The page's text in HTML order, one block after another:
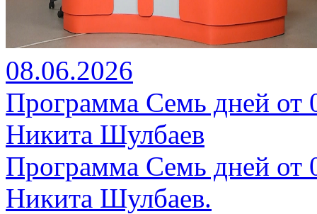
08.06.2026
Программа Семь дней от
Никита Шулбаев
Программа Семь дней от
Никита Шулбаев.